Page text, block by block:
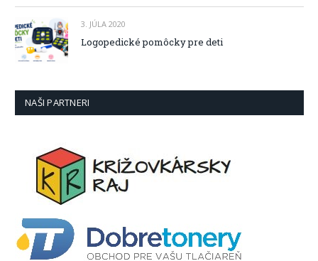
3. JÚLA 2020
Logopedické pomôcky pre deti
NAŠI PARTNERI